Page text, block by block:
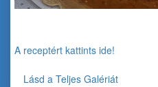
A receptért kattints ide!
Lásd a Teljes Galériát